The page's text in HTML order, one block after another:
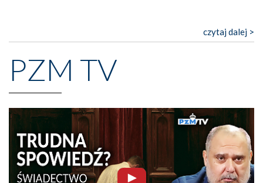
czytaj dalej >
PZM TV